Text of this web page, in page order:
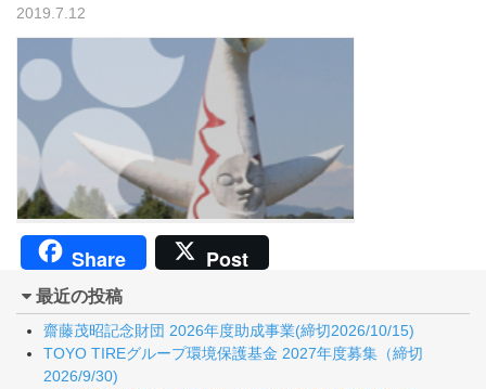
2019.7.12
Share Post
最近の投稿
齋藤茂昭記念財団 2026年度助成事業(締切2026/10/15)
TOYO TIREグループ環境保護基金 2027年度募集（締切
2026/9/30)